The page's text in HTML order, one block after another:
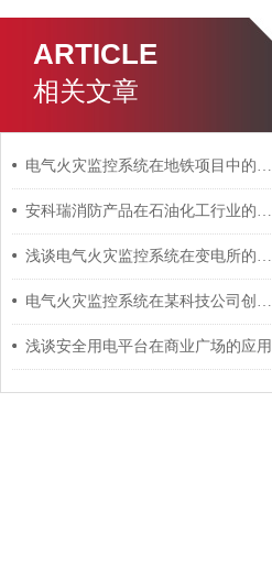
ARTICLE
相关文章
电气火灾监控系统在地铁项目中的应用
安科瑞消防产品在石油化工行业的应用探讨
浅谈电气火灾监控系统在变电所的应用
电气火灾监控系统在某科技公司创意园上的应用
浅谈安全用电平台在商业广场的应用